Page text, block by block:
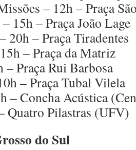
– 12h – Praça
15h – Praça João Lage
20h – Praça Tiradentes
– Praça da Matriz
– Praça Rui Barbosa
– Praça Tubal Vilela
– Concha Acústica
Quatro Pilastras (UFV)
do Sul